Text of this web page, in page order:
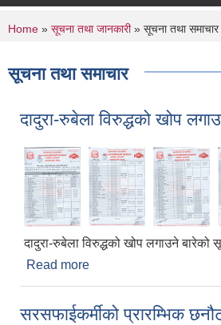
You are here
Home » सूचना तथा जानकारी» सूचना तथा समाचार
सूचना तथा समाचार
दादुरा-रुबेला विरुद्धको खोप
दादुरा-रुबेला विरुद्धको खोप लगाउने बारेको
Read more
सरसफाईकर्मीको प्रारम्भिक